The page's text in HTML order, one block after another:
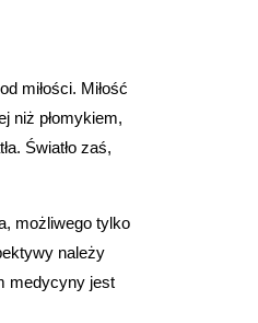
miłości. Miłość
niż płomykiem,
Światło zaś,
możliwego tylko
należy
medycyny jest